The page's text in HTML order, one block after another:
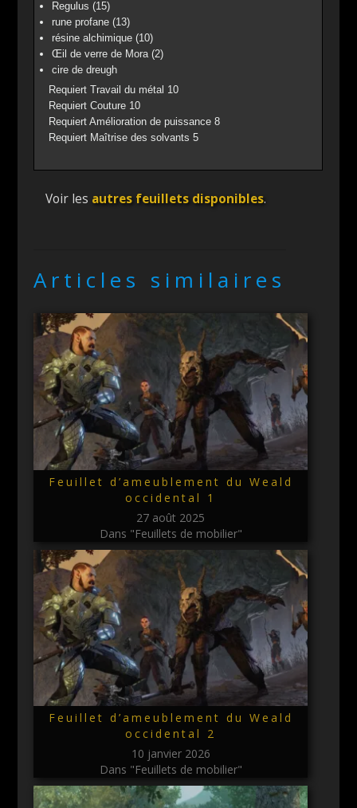
Regulus (15)
rune profane (13)
résine alchimique (10)
Œil de verre de Mora (2)
cire de dreugh
Requiert Travail du métal 10
Requiert Couture 10
Requiert Amélioration de puissance 8
Requiert Maîtrise des solvants 5
Voir les autres feuillets disponibles.
Articles similaires
Feuillet d’ameublement du Weald
occidental 1
27 août 2025
Dans "Feuillets de mobilier"
Feuillet d’ameublement du Weald
occidental 2
10 janvier 2026
Dans "Feuillets de mobilier"